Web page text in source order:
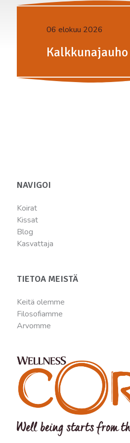
06 elokuu 2026
Kalkkunajauho
NAVIGOI
Koirat
Kissat
Blog
Kasvattaja
TIETOA MEISTÄ
Keitä olemme
Filosofiamme
Arvomme